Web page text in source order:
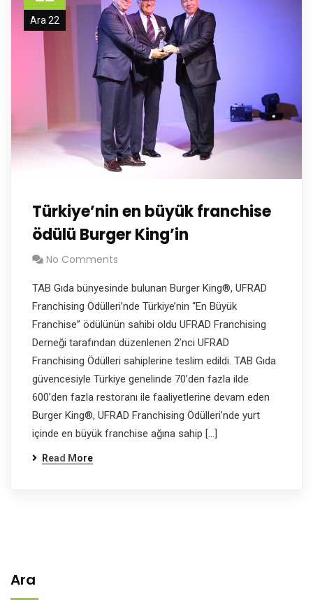
Ara 22
Türkiye’nin en büyük franchise
ödülü Burger King’in
No Comments
TAB Gıda bünyesinde bulunan Burger King®, UFRAD
Franchising Ödülleri’nde Türkiye’nin “En Büyük
Franchise” ödülünün sahibi oldu UFRAD Franchising
Derneği tarafından düzenlenen 2’nci UFRAD
Franchising Ödülleri sahiplerine teslim edildi. TAB Gıda
güvencesiyle Türkiye genelinde 70’den fazla ilde
600’den fazla restoranı ile faaliyetlerine devam eden
Burger King®, UFRAD Franchising Ödülleri’nde yurt
içinde en büyük franchise ağına sahip […]
Read More
Ara